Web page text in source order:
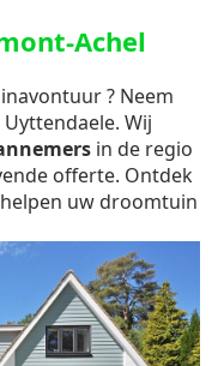
Achel
? Neem
Wij
in de regio
offerte. Ontdek
uw droomtuin